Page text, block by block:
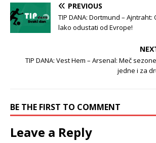
PREVIOUS
TIP DANA: Dortmund –
lako odustati od Evrope!
TIP DANA: Vest Hem – Arsenal: Meč
jedne i za
BE THE FIRST TO COMMENT
Leave a Reply